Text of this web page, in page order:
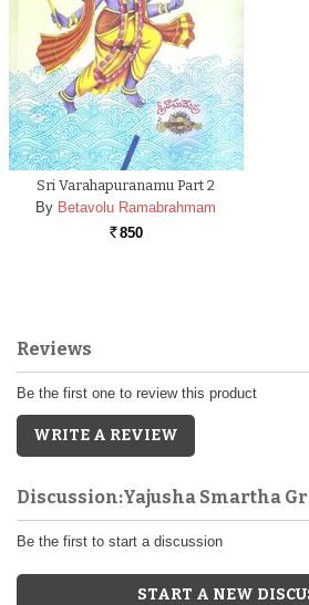
Sri Varahapuranamu Part 2
By Betavolu Ramabrahmam
Rs. 850
Reviews
Be the first one to review this product
WRITE A REVIEW
Discussion:Yajusha Smartha
Be the first to start a discussion
START A NEW